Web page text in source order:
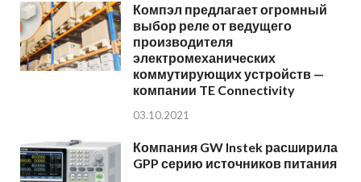
Компэл предлагает огромный
выбор реле от ведущего
производителя
электромеханических
коммутирующих устройств —
компании TE Connectivity
03.10.2021
Компания GW Instek расширила
GPP серию источников питания